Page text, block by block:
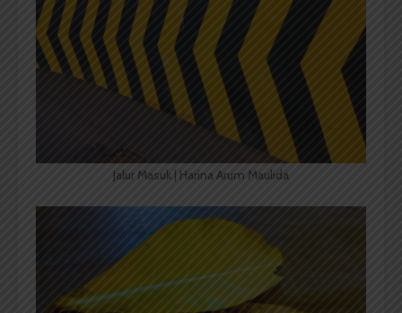
Jalur Masuk | Harina Arum Maulida